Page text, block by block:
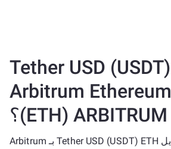
لماذا تبدّل Tether USD (USDT)
ETH إلى Arbitrum Ethereum
(ETH) ARBITRUM؟
اكتشف فوائد تبديل Tether USD (USDT) ETH بـ Arbitrum